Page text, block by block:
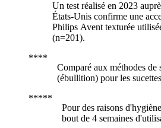
Un test réalisé en 2023
États-Unis confirme une
Philips Avent texturée
(n=201).
Comparé aux méthodes
(ébullition) pour les
Pour des raisons
bout de 4 semaines